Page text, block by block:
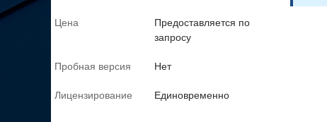
Цена
Предоставляется по
запросу
Пробная версия Нет
Лицензирование Единовременно